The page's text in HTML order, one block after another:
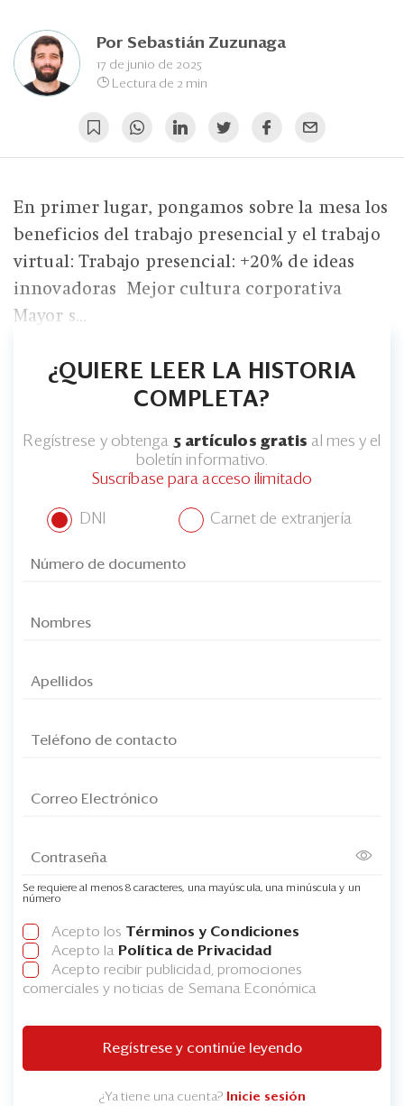
Por Sebastián Zuzunaga
17 de junio de 2025
Lectura de 2 min
En primer lugar, pongamos sobre la mesa los
beneficios del trabajo presencial y el trabajo
virtual: Trabajo presencial: +20% de ideas
innovadoras Mejor cultura corporativa
Mayor s...
¿QUIERE LEER LA HISTORIA
COMPLETA?
Regístrese y obtenga 5 artículos gratis al mes y el
boletín informativo.
Suscríbase para acceso ilimitado
DNI Carnet de extranjería
Se requiere al menos 8 caracteres, una mayúscula, una minúscula y un
número
Acepto los Términos y Condiciones
Acepto la Política de Privacidad
Acepto recibir publicidad, promociones
comerciales y noticias de Semana Económica
Regístrese y continúe leyendo
¿Ya tiene una cuenta? Inicie sesión